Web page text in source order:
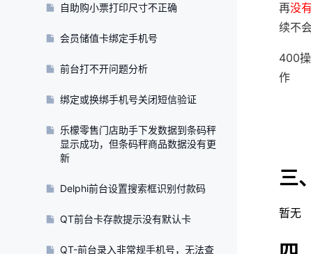
自助购小票打印尺寸不正确
会员储值卡绑定手机号
前台打不开问题分析
绑定或换绑手机号关闭短信验证
乐檬零售门店助手下发数据到条码秤
显示成功，但条码秤商品数据没有更
新
Delphi前台设置搜索框识别付款码
QT前台卡存款提示没有默认卡
QT-前台录入非常规手机号，无法查
再没
续不
400
作
三
暂无